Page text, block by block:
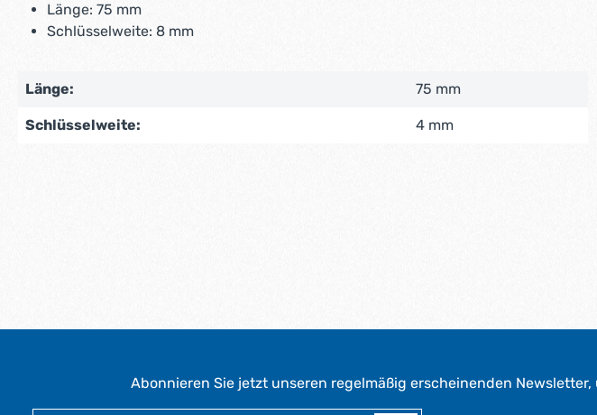
Länge: 75 mm
Schlüsselweite: 8 mm
Länge: 75 mm
Schlüsselweite: 4 mm
Abonnieren Sie jetzt unseren regelmäßig erscheinenden